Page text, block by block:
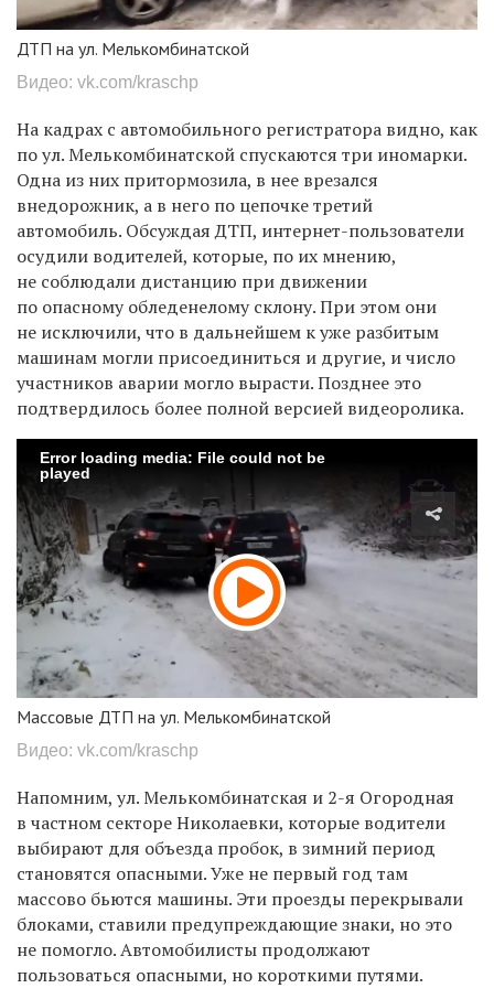
ДТП на ул. Мелькомбинатской
Видео: vk.com/kraschp
На кадрах с автомобильного регистратора видно, как
по ул. Мелькомбинатской спускаются три иномарки.
Одна из них притормозила, в нее врезался
внедорожник, а в него по цепочке третий
автомобиль. Обсуждая ДТП, интернет-пользователи
осудили водителей, которые, по их мнению,
не соблюдали дистанцию при движении
по опасному обледенелому склону. При этом они
не исключили, что в дальнейшем к уже разбитым
машинам могли присоединиться и другие, и число
участников аварии могло вырасти. Позднее это
подтвердилось более полной версией видеоролика.
Error loading media: File could not be
played
Массовые ДТП на ул. Мелькомбинатской
Видео: vk.com/kraschp
Напомним, ул. Мелькомбинатская и 2-я Огородная
в частном секторе Николаевки, которые водители
выбирают для объезда пробок, в зимний период
становятся опасными. Уже не первый год там
массово бьются машины. Эти проезды перекрывали
блоками, ставили предупреждающие знаки, но это
не помогло. Автомобилисты продолжают
пользоваться опасными, но короткими путями.